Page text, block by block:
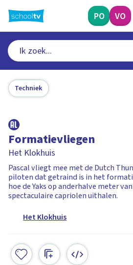
naar
hoofdinhoud
PO VO
Techniek
Formatievliegen
Het Klokhuis
Pascal vliegt mee met de Dutch
piloten dat getraind is in het
hoe de Yaks op anderhalve meter
spectaculaire capriolen uithalen.
Het Klokhuis